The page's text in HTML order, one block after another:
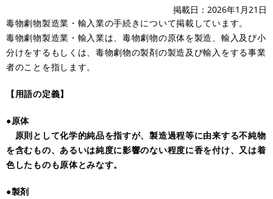
掲載日
2026年1月21日
毒物劇物製造業・輸入業の手続きについて掲載しています。
毒物劇物製造業・輸入業は、毒物劇物の原体を製造、輸入及び小
分けをするもしくは、毒物劇物の製剤の製造及び輸入をする事業
者のことを指します。
【用語の定義】
●原体
原則として化学的純品を指すが、製造過程等に由来する不純物
を含むもの、あるいは純度に影響のない程度に香を付け、又は着
色したものも原体とみなす。
​●製剤